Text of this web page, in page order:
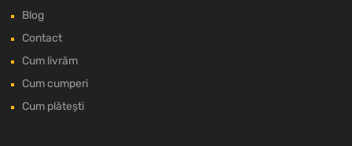
Blog
Contact
Cum livrăm
Cum cumperi
Cum plătești